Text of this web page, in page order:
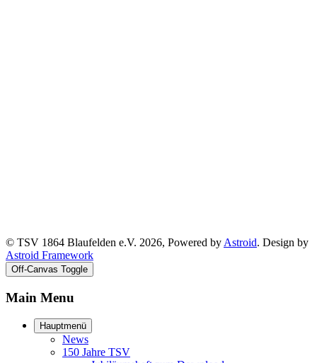
© TSV 1864 Blaufelden e.V. 2026, Powered by Astroid. Design by
Astroid Framework
Off-Canvas Toggle
Main Menu
Hauptmenü
News
150 Jahre TSV